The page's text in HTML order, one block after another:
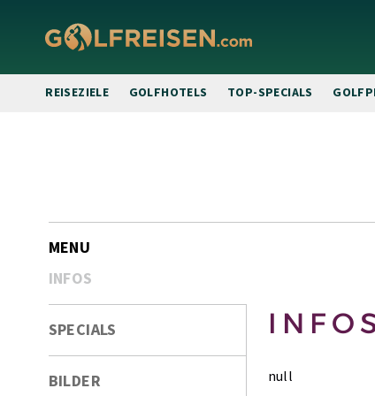
REISEZIELE GOLFHOTELS TOP-SPECIALS
MENU
INFOS
SPECIALS
BILDER null